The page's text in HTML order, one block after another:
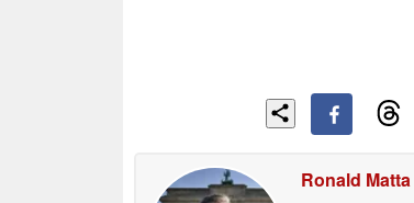
Ronald Matta